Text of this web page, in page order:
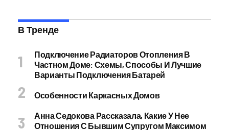
В Тренде
Подключение Радиаторов Отопления В
Частном Доме: Схемы, Способы И Лучшие
Варианты Подключения Батарей
Особенности Каркасных Домов
Анна Седокова Рассказала, Какие У Нее
Отношения С Бывшим Супругом Максимом